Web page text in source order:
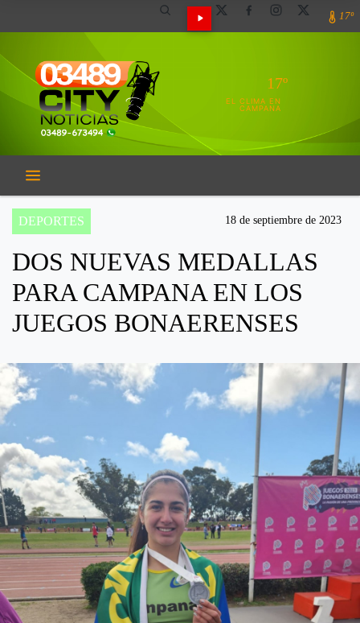
17º
17º
EL CLIMA EN
CAMPANA
DEPORTES 18 de septiembre de 2023
DOS NUEVAS MEDALLAS
PARA CAMPANA EN LOS
JUEGOS BONAERENSES